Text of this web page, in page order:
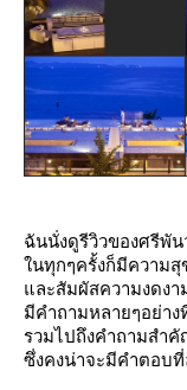
ฉันนั่งดูรีวิวของศรีพั
นทุกๆครั้งก็มีความสุ
ละสัมผัสความงดงา
มีคำถามหลายๆอย่า
รวมไปถึงคำถามสำ
ซึ่งคงน่าจะมีคำตอบ